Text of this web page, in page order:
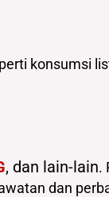
konsumsi
, dan lain-lain.
dan